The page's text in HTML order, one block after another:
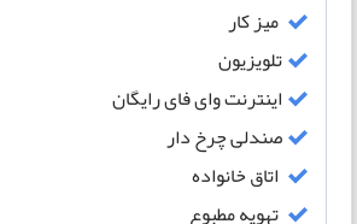
میز کار
تلویزیون
اینترنت وای فای رایگان
صندلی چرخ دار
اتاق خانواده
تهویه مطبوع